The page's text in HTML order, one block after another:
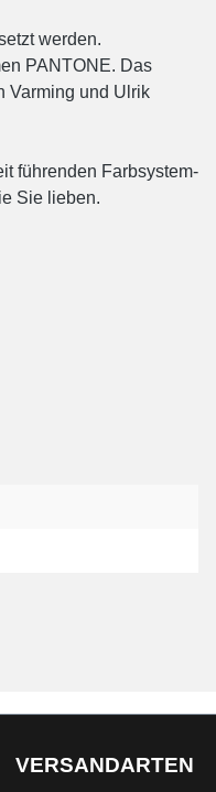
werden.
PANTONE. Das
Varming und Ulrik
führenden Farbsystem-
Sie lieben.
VERSANDARTEN